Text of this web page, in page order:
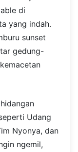
di
yang indah.
sunset
gedung-
Udang
Nyonya, dan
ngemil,